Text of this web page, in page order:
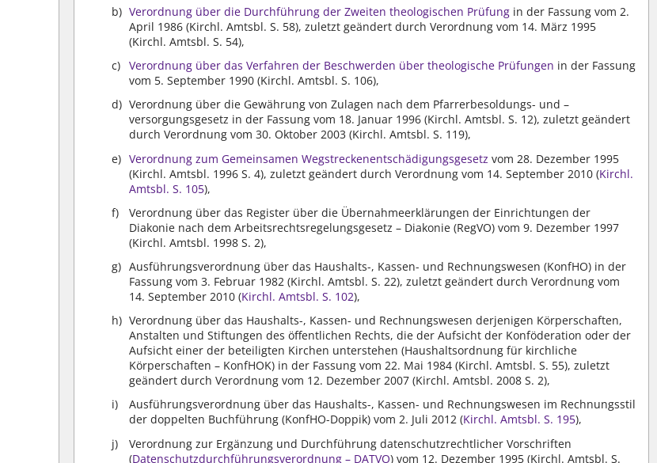
Verordnung über die Durchführung der Zweiten theologischen Prüfung in der Fassung vom 2.
April 1986 (Kirchl. Amtsbl. S. 58), zuletzt geändert durch Verordnung vom 14. März 1995
(Kirchl. Amtsbl. S. 54),
Verordnung über das Verfahren der Beschwerden über theologische Prüfungen in der Fassung
vom 5. September 1990 (Kirchl. Amtsbl. S. 106),
Verordnung über die Gewährung von Zulagen nach dem Pfarrerbesoldungs- und –
versorgungsgesetz in der Fassung vom 18. Januar 1996 (Kirchl. Amtsbl. S. 12), zuletzt geändert
durch Verordnung vom 30. Oktober 2003 (Kirchl. Amtsbl. S. 119),
Verordnung zum Gemeinsamen Wegstreckenentschädigungsgesetz vom 28. Dezember 1995
(Kirchl. Amtsbl. 1996 S. 4), zuletzt geändert durch Verordnung vom 14. September 2010 (Kirchl.
Amtsbl. S. 105),
Verordnung über das Register über die Übernahmeerklärungen der Einrichtungen der
Diakonie nach dem Arbeitsrechtsregelungsgesetz – Diakonie (RegVO) vom 9. Dezember 1997
(Kirchl. Amtsbl. 1998 S. 2),
Ausführungsverordnung über das Haushalts-, Kassen- und Rechnungswesen (KonfHO) in der
Fassung vom 3. Februar 1982 (Kirchl. Amtsbl. S. 22), zuletzt geändert durch Verordnung vom
14. September 2010 (Kirchl. Amtsbl. S. 102),
Verordnung über das Haushalts-, Kassen- und Rechnungswesen derjenigen Körperschaften,
Anstalten und Stiftungen des öffentlichen Rechts, die der Aufsicht der Konföderation oder der
Aufsicht einer der beteiligten Kirchen unterstehen (Haushaltsordnung für kirchliche
Körperschaften – KonfHOK) in der Fassung vom 22. Mai 1984 (Kirchl. Amtsbl. S. 55), zuletzt
geändert durch Verordnung vom 12. Dezember 2007 (Kirchl. Amtsbl. 2008 S. 2),
Ausführungsverordnung über das Haushalts-, Kassen- und Rechnungswesen im Rechnungsstil
der doppelten Buchführung (KonfHO-Doppik) vom 2. Juli 2012 (Kirchl. Amtsbl. S. 195),
Verordnung zur Ergänzung und Durchführung datenschutzrechtlicher Vorschriften
(Datenschutzdurchführungsverordnung – DATVO) vom 12. Dezember 1995 (Kirchl. Amtsbl. S.